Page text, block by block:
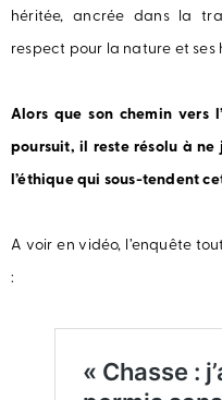
héritée, ancrée dans la
respect pour la nature et ses
Alors que son chemin vers
poursuit, il reste résolu à
l’éthique qui sous-tendent
A voir en vidéo, l’enquête
: